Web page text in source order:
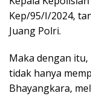
Kep/95/I/2024,
Juang Polri.
Maka dengan
tidak hanya
Bhayangkara,